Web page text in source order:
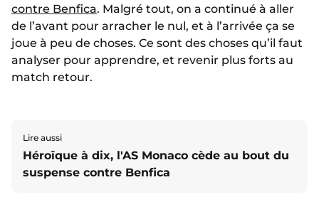
contre Benfica. Malgré tout, on a continué à aller
de l’avant pour arracher le nul, et à l’arrivée ça se
joue à peu de choses. Ce sont des choses qu’il faut
analyser pour apprendre, et revenir plus forts au
match retour.
Lire aussi
Héroïque à dix, l'AS Monaco cède au bout du
suspense contre Benfica